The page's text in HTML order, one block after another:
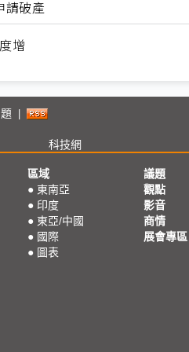
破產
增
科技網
區域
● 東南亞
● 印度
● 東亞/中國
● 國際
● 圖表
議題
觀點
影音
商情
展會專區